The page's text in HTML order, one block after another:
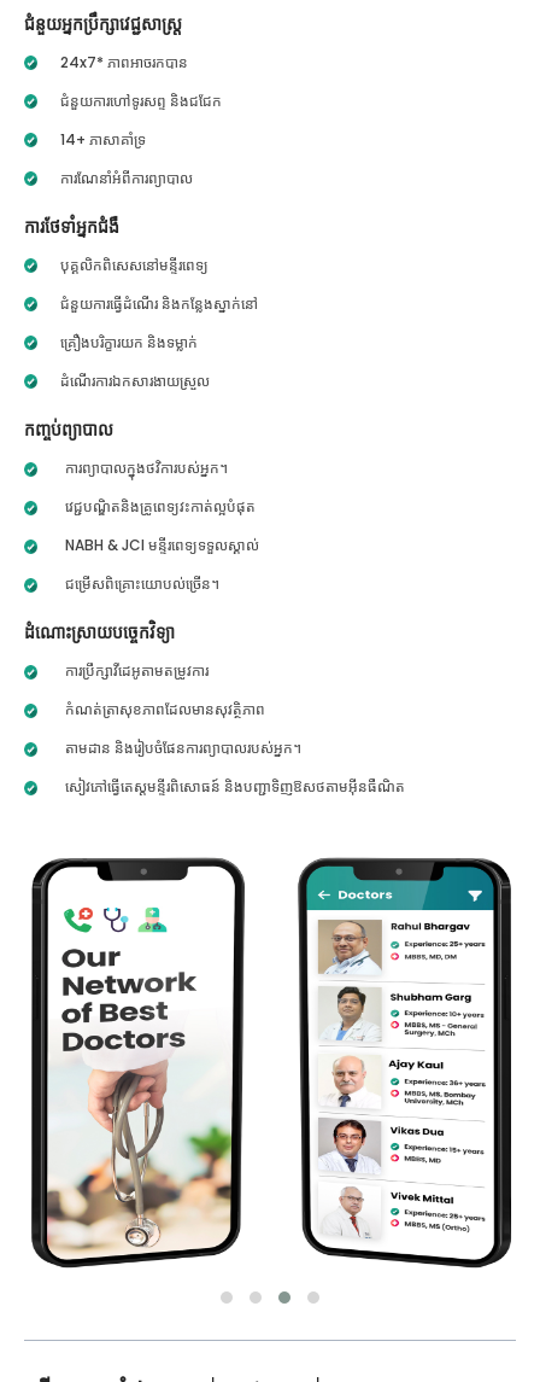
ជំនួយអ្នកប្រឹក្សាវេជ្ជសាស្ត្រ
24x7* ភាពអាចរកបាន
ជំនួយការហៅទូរសព្ទ និងជជែក
14+ ភាសាគាំទ្រ
ការណែនាំអំពីការព្យាបាល
ការថែទាំអ្នកជំងឺ
បុគ្គលិកពិសេសនៅមន្ទីរពេទ្យ
ជំនួយការធ្វើដំណើរ និងកន្លែងស្នាក់នៅ
គ្រឿងបរិក្ខារយក និងទម្លាក់
ដំណើរការឯកសារងាយស្រួល
កញ្ចប់ព្យាបាល
ការព្យាបាលក្នុងថវិការបស់អ្នក។
វេជ្ជបណ្ឌិតនិងគ្រូពេទ្យវះកាត់ល្អបំផុត
NABH & JCI មន្ទីរពេទ្យទទួលស្គាល់
ជម្រើសពិគ្រោះយោបល់ច្រើន។
ដំណោះស្រាយបច្ចេកវិទ្យា
ការប្រឹក្សាវីដេអូតាមតម្រូវការ
កំណត់ត្រាសុខភាពដែលមានសុវត្ថិភាព
តាមដាន និងរៀបចំផែនការព្យាបាលរបស់អ្នក។
សៀវភៅធ្វើតេស្តមន្ទីរពិសោធន៍ និងបញ្ជាទិញឱសថតាមអ៊ីនធឺណិត